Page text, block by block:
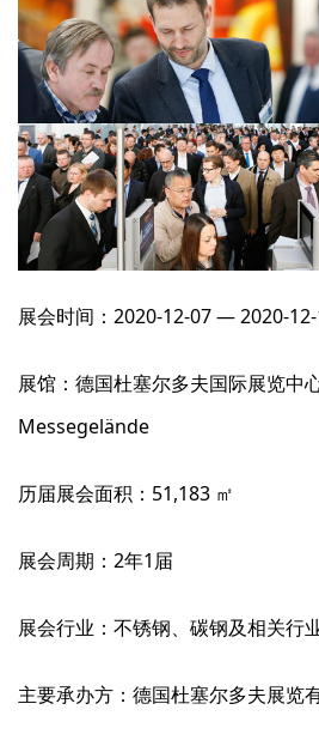
展会时间：2020-12-07 — 2020-12-
展馆：德国杜塞尔多夫国际展览
Messegelände
历届展会面积：51,183 ㎡
展会周期：2年1届
展会行业：不锈钢、碳钢及相关行
主要承办方：德国杜塞尔多夫展览